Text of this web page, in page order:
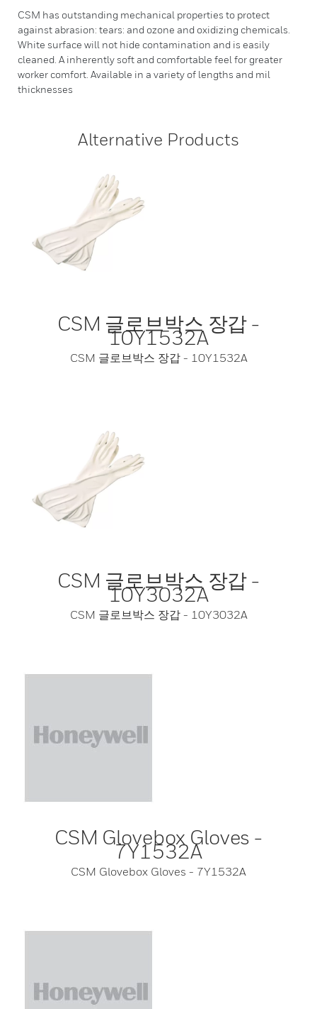
CSM has outstanding mechanical properties to protect
against abrasion: tears: and ozone and oxidizing chemicals.
White surface will not hide contamination and is easily
cleaned. A inherently soft and comfortable feel for greater
worker comfort. Available in a variety of lengths and mil
thicknesses
Alternative Products
CSM 글로브박스 장갑 -
10Y1532A
CSM 글로브박스 장갑 - 10Y1532A
CSM 글로브박스 장갑 -
10Y3032A
CSM 글로브박스 장갑 - 10Y3032A
CSM Glovebox Gloves -
7Y1532A
CSM Glovebox Gloves - 7Y1532A